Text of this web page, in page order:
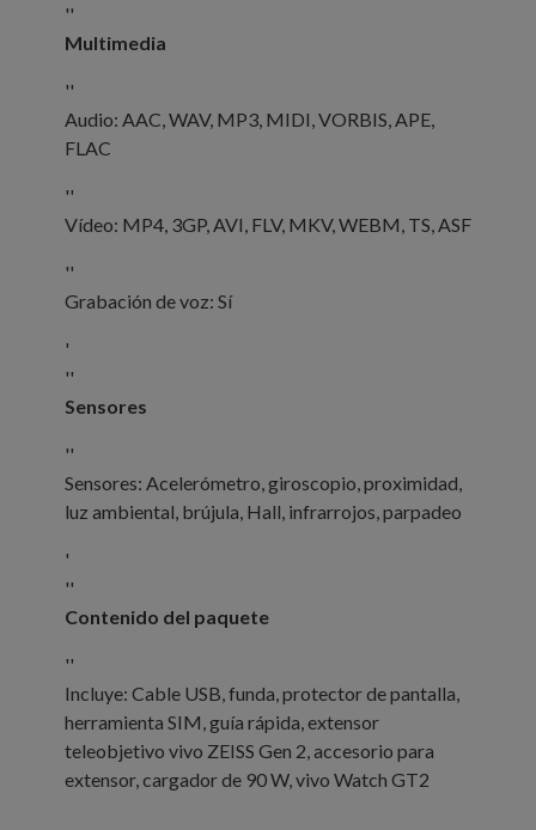
''
Multimedia
''
Audio: AAC, WAV, MP3, MIDI, VORBIS, APE,
FLAC
''
Vídeo: MP4, 3GP, AVI, FLV, MKV, WEBM, TS, ASF
''
Grabación de voz: Sí
'
''
Sensores
''
Sensores: Acelerómetro, giroscopio, proximidad,
luz ambiental, brújula, Hall, infrarrojos, parpadeo
'
''
Contenido del paquete
''
Incluye: Cable USB, funda, protector de pantalla,
herramienta SIM, guía rápida, extensor
teleobjetivo vivo ZEISS Gen 2, accesorio para
extensor, cargador de 90 W, vivo Watch GT2